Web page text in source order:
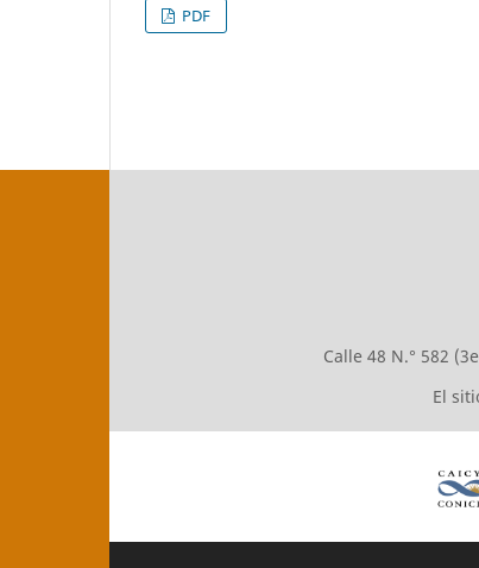
PDF
Calle 48 N.° 582
El